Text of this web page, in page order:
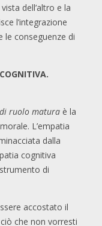
dell’altro e la
l’integrazione
le conseguenze di
ruolo matura è la
L’empatia
dalla
cognitiva
di
accostato il
che non vorresti